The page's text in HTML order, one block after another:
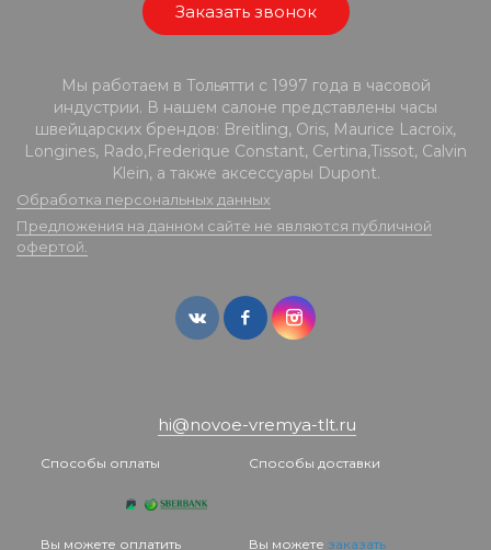
Заказать звонок
Мы работаем в Тольятти с 1997 года в часовой
индустрии. В нашем салоне представлены часы
швейцарских брендов: Breitling, Oris, Maurice Lacroix,
Longines, Rado,Frederique Constant, Certina,Tissot, Calvin
Klein, а также аксессуары Dupont.
Обработка персональных данных
Предложения на данном сайте не являются публичной
офертой.
hi@novoe-vremya-tlt.ru
Способы оплаты
Вы можете оплатить
Способы доставки
Вы можете заказать